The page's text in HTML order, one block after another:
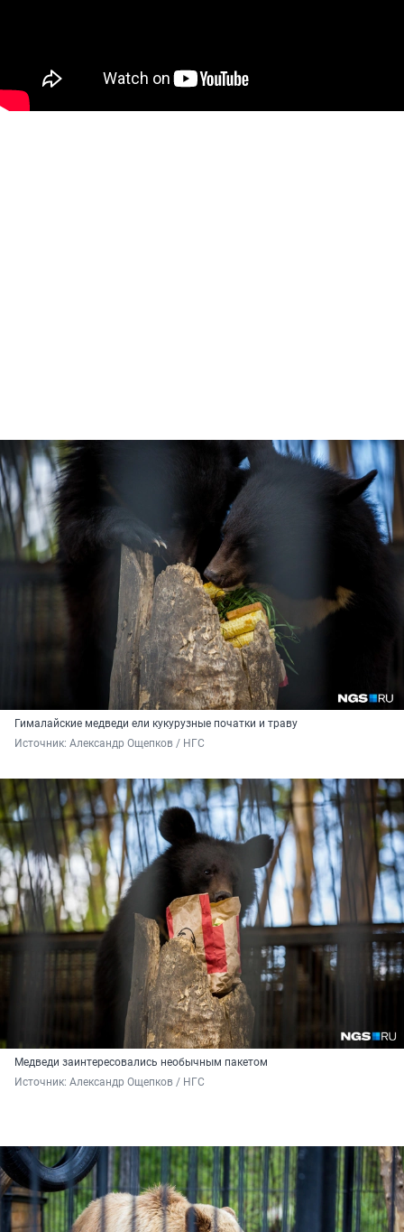
Гималайские медведи ели кукурузные початки и траву
Источник: Александр Ощепков / НГС
Медведи заинтересовались необычным пакетом
Источник: Александр Ощепков / НГС